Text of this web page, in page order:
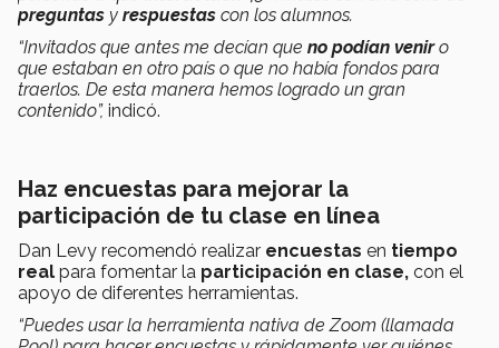
preguntas y respuestas con los alumnos.
“Invitados que antes me decían que no podían veniro
que estaban en otro país o que no había fondos para
traerlos. De esta manera hemos logrado un gran
contenido”, indicó.
Haz encuestas para mejorar la
participación de tu clase en línea
Dan Levy recomendó realizar encuestas en tiempo
real para fomentar la participación en clase, con el
apoyo de diferentes herramientas.
“Puedes usar la herramienta nativa de Zoom (llamada